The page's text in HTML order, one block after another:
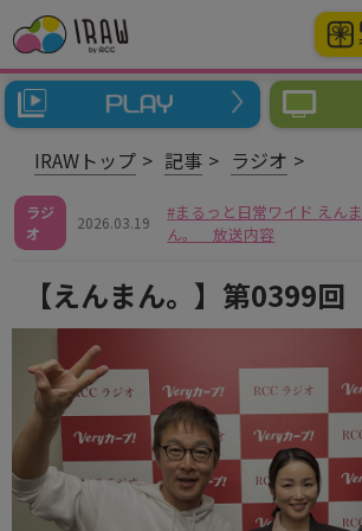
IRAWトップ 記事 ラジオ
ラジ
オ
2026.03.19
まるっと日常ワイド えんま
ん。 放送内容
【えんまん。】第0399回